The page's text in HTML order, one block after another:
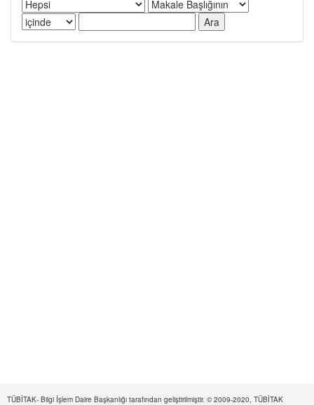
TÜBİTAK- Bilgi İşlem Daire Başkanlığı tarafından geliştirilmiştir. © 2009-2020, TÜBİTAK